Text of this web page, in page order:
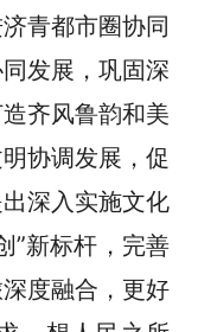
青都市圈协同
发展，巩固深
齐风鲁韵和美
协调发展，促
深入实施文化
”新标杆，完善
度融合，更好